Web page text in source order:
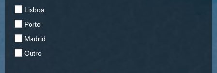
Lisboa
Porto
Madrid
Outro